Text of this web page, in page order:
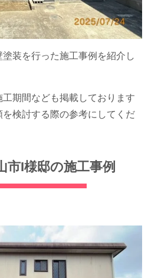
装を行った施工事例を紹介し
期間なども掲載しております
検討する際の参考にしてくだ
市I様邸の施工事例